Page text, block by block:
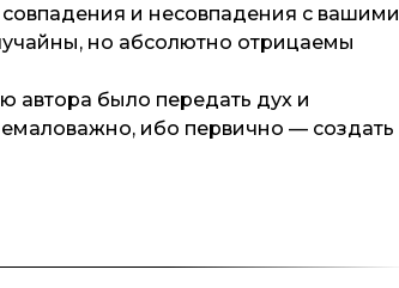
и несовпадения с вашими
но абсолютно отрицаемы
автора было передать дух и
ибо первично — создать